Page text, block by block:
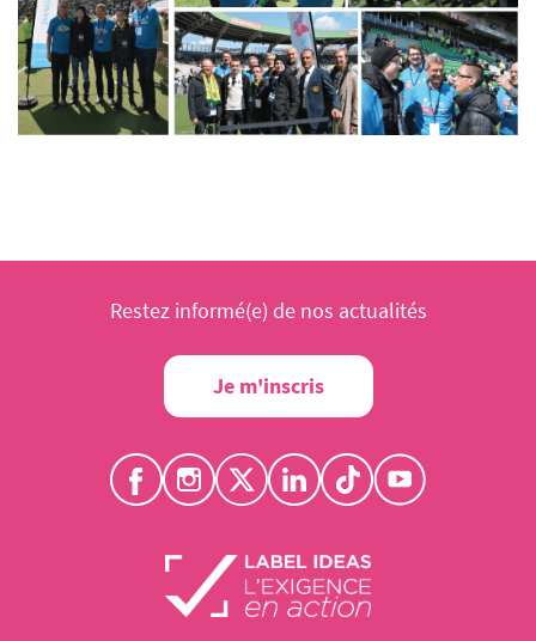
Restez informé(e) de nos actualités
Je m'inscris